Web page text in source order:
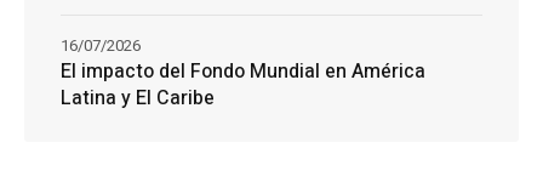
El impacto del Fondo Mundial en América
Latina y El Caribe
16/07/2026